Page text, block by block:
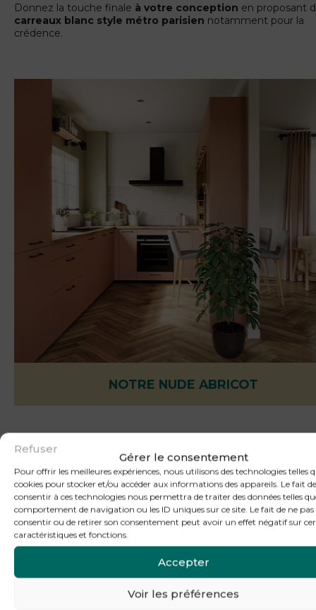
Gérer le consentement
Pour offrir les meilleures expériences, nous utilisons des technologies telles
cookies pour stocker et/ou accéder aux informations des appareils. Le fait de
consentir à ces technologies nous permettra de traiter des données telles
comportement de navigation ou les ID uniques sur ce site. Le fait de ne pas
consentir ou de retirer son consentement peut avoir un effet négatif sur
caractéristiques et fonctions.
Accepter
Refuser
Voir les préférences
Donnez la touche finale à votre conception en proposant
carreaux blanc style métro parisien notamment pour la
crédence.
NOTRE NUDE ABRICOT
prestance, douceur et ergonomie pour votre client(e). Une
conception en U toute en douceur qui allie ambiance
réalité d’aujourd’hui, avec l’ouverture style bar, parfait pour le
télétravail !Une cuisine originaleadaptée aux enjeux
plaira à tous vos client(e)s désireux d’un « retour aux sources
Simple, fonctionnelle, responsable et chaleureuse sont
d’adjectifs qui peuvent caractériser
du mouvement « retour aux sources ».
sont des éléments structurants qui vous
de créer véritablementl’atmosphère qui correspond à